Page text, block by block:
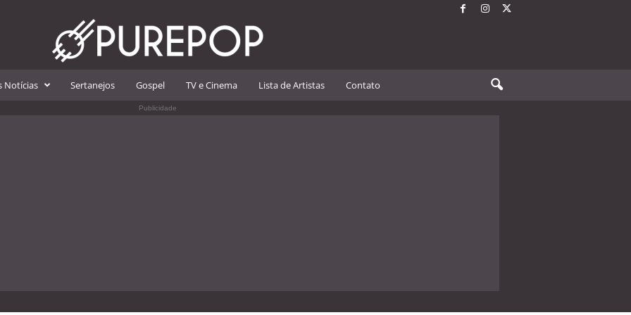
Notícias Sertanejos Gospel TV e Cinema Lista de Artistas Contato
Publicidade